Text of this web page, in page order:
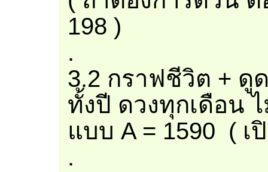
198 )
.
3.2 กราฟชีวิต + ดู
ทั้งปี ดวงทุกเดือน
แบบ A = 1590 ( เ
.